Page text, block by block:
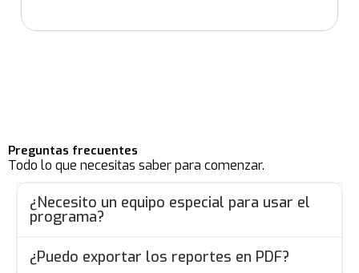
Preguntas frecuentes
Todo lo que necesitas saber para comenzar.
¿Necesito un equipo especial para usar el
programa?
¿Puedo exportar los reportes en PDF?